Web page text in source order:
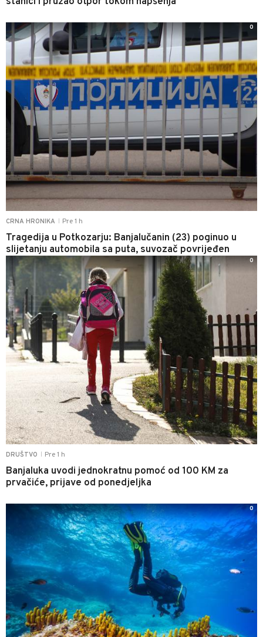
CRNA HRONIKA Pre 1 h
Tragedija u Potkozarju: Banjalučanin (23) poginuo u
slijetanju automobila sa puta, suvozač povrijeđen
0
DRUŠTVO Pre 1 h
Banjaluka uvodi jednokratnu pomoć od 100 KM za
prvačiće, prijave od ponedjeljka
0
0